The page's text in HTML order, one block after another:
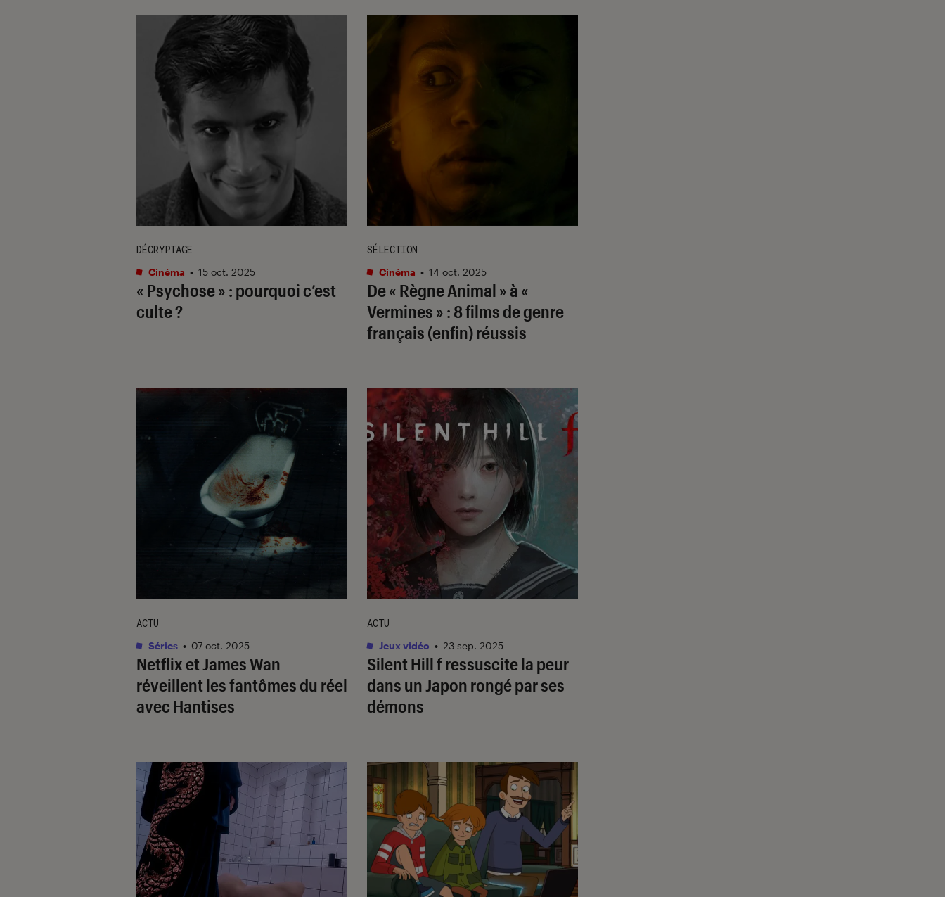
« Psychose » : pourquoi c’est
culte ?
DÉCRYPTAGE
Cinéma • 15 oct. 2025
De « Règne Animal » à «
Vermines » : 8 films de genre
français (enfin) réussis
SÉLECTION
Cinéma • 14 oct. 2025
Netflix et James Wan
réveillent les fantômes du réel
avec Hantises
ACTU
Séries • 07 oct. 2025
Silent Hill fressuscite la peur
dans un Japon rongé par ses
démons
ACTU
Jeux vidéo • 23 sep. 2025